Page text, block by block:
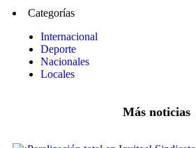
Categorías
Internacional
Deporte
Nacionales
Locales
Más noticias